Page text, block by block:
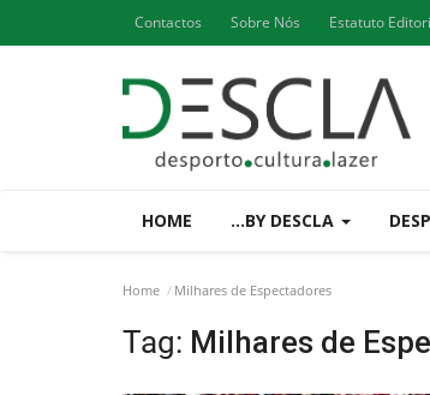
Contactos Sobre Nós Estatuto
HOME ...BY DESCLA
Home Milhares de Espectadores
Tag: Milhares de